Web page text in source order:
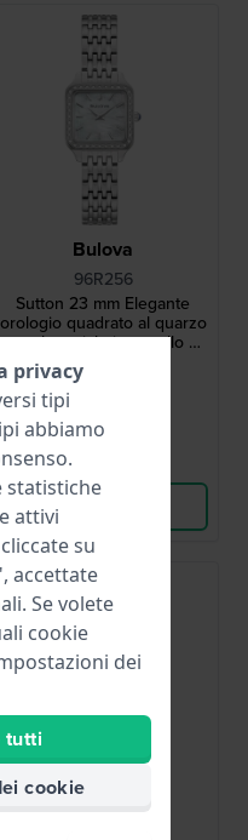
Bulova
96R256
Sutton 23 mm Elegante
orologio quadrato al quarzo
con bracciale in metallo e
diamanti autentici
529,00 €
● Disponibile
Vedi i prodotti
Bulova
privacy
tipi
abbiamo
statistiche
attivi
su
accettate
Se volete
cookie
dei
tutti
cookie